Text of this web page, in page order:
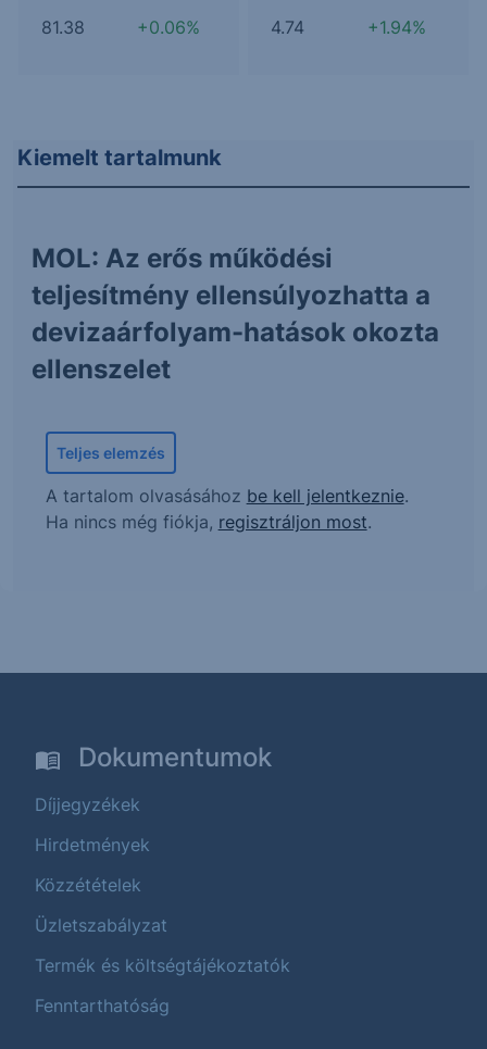
81.38 +0.06% 4.74 +1.94%
Kiemelt tartalmunk
MOL: Az erős működési
teljesítmény ellensúlyozhatta a
devizaárfolyam-hatások okozta
ellenszelet
Teljes elemzés
A tartalom olvasásához be kell jelentkeznie.
Ha nincs még fiókja, regisztráljon most.
Dokumentumok
Díjjegyzékek
Hirdetmények
Közzétételek
Üzletszabályzat
Termék és költségtájékoztatók
Fenntarthatóság